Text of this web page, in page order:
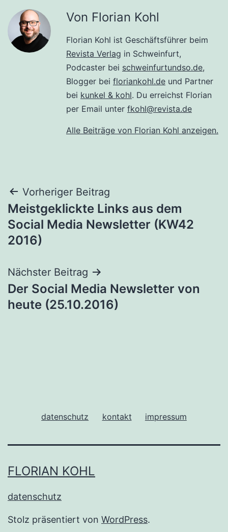
Von Florian Kohl
Florian Kohl ist Geschäftsführer beim
Revista Verlag in Schweinfurt,
Podcaster bei schweinfurtundso.de,
Blogger bei floriankohl.de und Partner
bei kunkel & kohl. Du erreichst Florian
per Email unter fkohl@revista.de
Alle Beiträge von Florian Kohl anzeigen.
Beitragsnavigation
Vorheriger Beitrag
Meistgeklickte Links aus dem
Social Media Newsletter (KW42
2016)
Nächster Beitrag
Der Social Media Newsletter von
heute (25.10.2016)
datenschutz kontakt impressum
FLORIAN KOHL
datenschutz
Stolz präsentiert von WordPress.